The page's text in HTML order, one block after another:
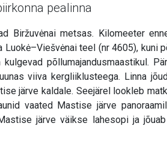
pealinna
Biržuvėnai metsas. Kilomeeter
teel (nr 4605), kuni
põllumajandusmaastikul.
viiva kergliiklusteega. Linna
järve kaldale. Seejärel lookleb
vaated Mastise järve
järve väikse lahesopi ja jõuab